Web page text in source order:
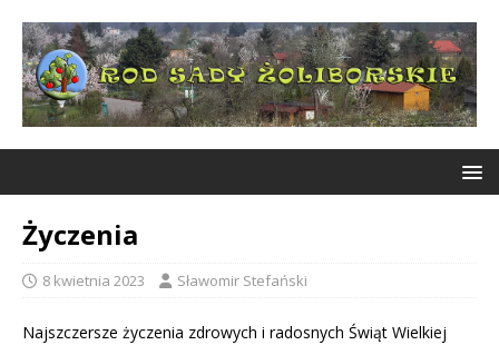
Życzenia
8 kwietnia 2023 Sławomir Stefański
Najszczersze życzenia zdrowych i radosnych Świąt Wielkiej